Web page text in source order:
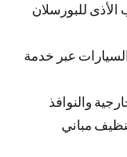
الأذى للبورسلان
عبر خدمة
والنوافذ
مباني